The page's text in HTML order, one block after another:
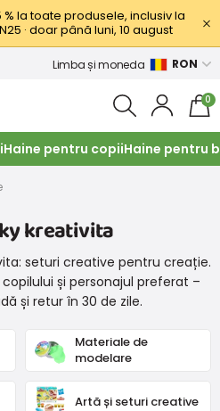
% la toate produsele, inclusiv la
· doar până luni, 10 august
Limba și moneda RON
0
Haine pentru copiiHaine pentru
kreativita
seturi creative pentru creație.
și personajul preferat –
și retur în 30 de zile.
Materiale de
modelare
Artă și seturi creative